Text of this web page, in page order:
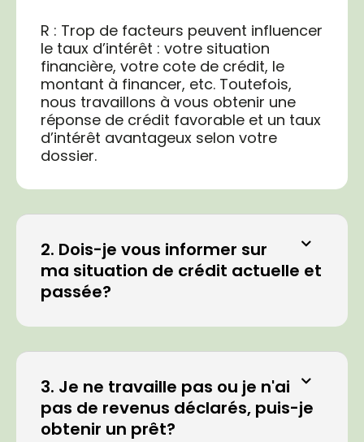
R : Trop de facteurs peuvent influencer
le taux d’intérêt : votre situation
financière, votre cote de crédit, le
montant à financer, etc. Toutefois,
nous travaillons à vous obtenir une
réponse de crédit favorable et un taux
d’intérêt avantageux selon votre
dossier.
2. Dois-je vous informer sur
ma situation de crédit actuelle et
passée?
3. Je ne travaille pas ou je n'ai
pas de revenus déclarés, puis-je
obtenir un prêt?